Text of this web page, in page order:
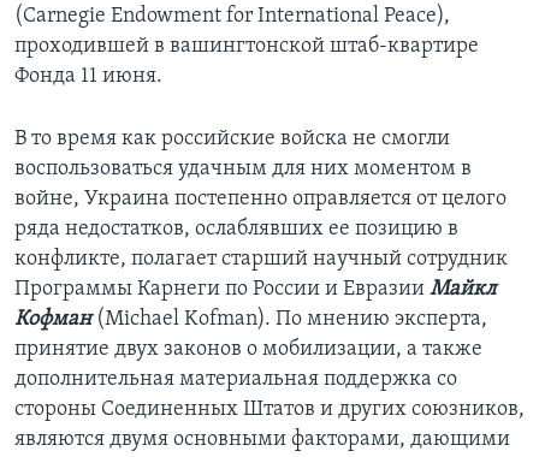
(Carnegie Endowment for International Peace),
проходившей в вашингтонской штаб-квартире
Фонда 11 июня.
В то время как российские войска не смогли
воспользоваться удачным для них моментом в
войне, Украина постепенно оправляется от целого
ряда недостатков, ослаблявших ее позицию в
конфликте, полагает старший научный сотрудник
Программы Карнеги по России и Евразии Майкл
Кофман(Michael Kofman). По мнению эксперта,
принятие двух законов о мобилизации, а также
дополнительная материальная поддержка со
стороны Соединенных Штатов и других союзников,
являются двумя основными факторами, дающими